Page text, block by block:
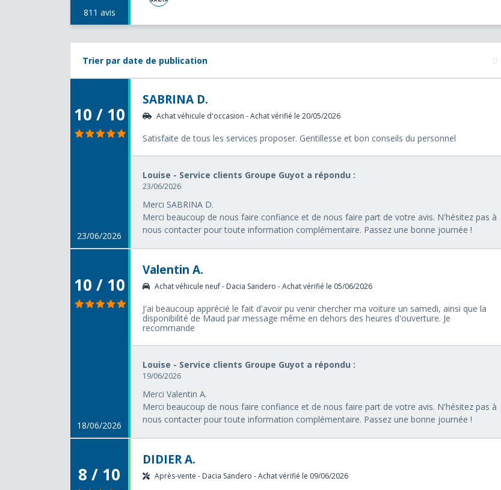
811 avis
Trier par date de publication
10 / 10
23/06/2026
SABRINA D.
Achat véhicule d'occasion - Achat vérifié le 20/05/2026
Satisfaite de tous les services proposer. Gentillesse et bon conseils du personnel
Louise - Service clients Groupe Guyot a répondu :
23/06/2026
Merci SABRINA D.
Merci beaucoup de nous faire confiance et de nous faire part de votre avis. N'hésitez pas à
nous contacter pour toute information complémentaire. Passez une bonne journée !
10 / 10
18/06/2026
Valentin A.
Achat véhicule neuf - Dacia Sandero - Achat vérifié le 05/06/2026
J'ai beaucoup apprécié le fait d'avoir pu venir chercher ma voiture un samedi, ainsi que la
disponibilité de Maud par message même en dehors des heures d'ouverture. Je
recommande
Louise - Service clients Groupe Guyot a répondu :
19/06/2026
Merci Valentin A.
Merci beaucoup de nous faire confiance et de nous faire part de votre avis. N'hésitez pas à
nous contacter pour toute information complémentaire. Passez une bonne journée !
8 / 10
DIDIER A.
Après-vente - Dacia Sandero - Achat vérifié le 09/06/2026